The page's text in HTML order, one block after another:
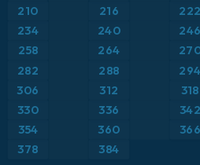
Karaiby
Meksyk
Niemcy
Polska
Skandynawia
Stany Zjednoczone
Temperatura na 2 m
Temperatura na 850 hPa
Wiatr na 10 m
Wiatr na 300 hPa (prąd
210
216 222
234 240 246
258 264
282
288 294
306
312 318
330
336 342
354 360 366
378 384